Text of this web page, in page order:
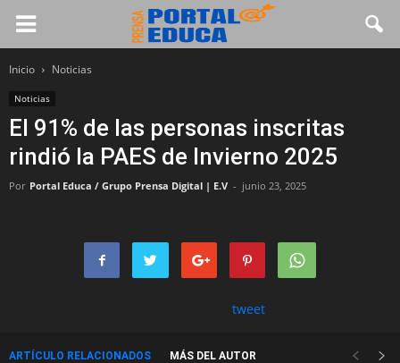
Inicio Noticias
Noticias
El 91% de las personas inscritas
rindió la PAES de Invierno 2025
Por Portal Educa / Grupo Prensa Digital | E.V - junio 23, 2025
tweet
ARTÍCULO RELACIONADOS MÁS DEL AUTOR